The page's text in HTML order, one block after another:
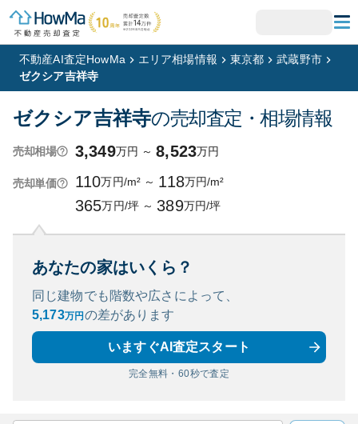
不動産AI査定HowMa エリア相場情報 東京都
武蔵野市
ゼクシア吉祥寺
ゼクシア吉祥寺の売却査定・相場情報
売却相場 3,349万円 ～ 8,523万円
売却単価 110万円/m² ～ 118万円/m²
365万円/坪 ～ 389万円/坪
あなたの家はいくら？
同じ建物でも階数や広さによって、
5,173万円 の差があります
いますぐAI査定スタート
完全無料・60秒で査定